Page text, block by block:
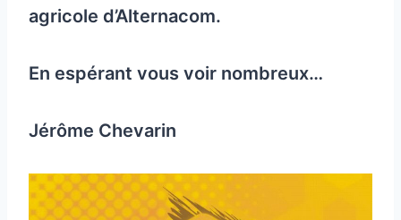
agricole d’Alternacom.
En espérant vous voir nombreux…
Jérôme Chevarin